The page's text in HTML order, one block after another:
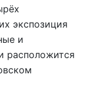
экспозиция
и
расположится